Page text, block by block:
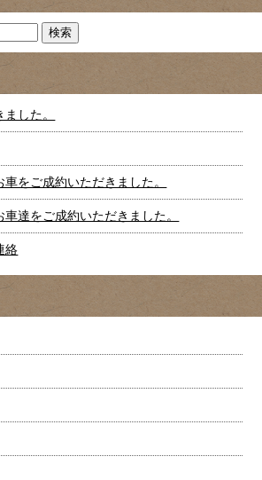
した。
をご成約いただきました。
達をご成約いただきました。
絡